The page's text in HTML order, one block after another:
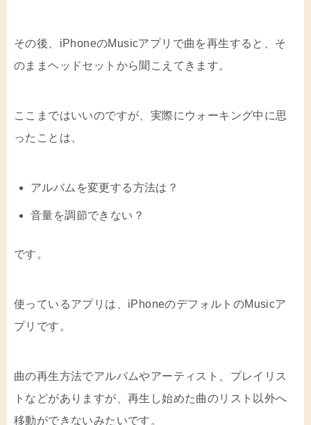
その後、iPhoneのMusicアプリで曲を再生すると、そ
のままヘッドセットから聞こえてきます。
ここまではいいのですが、実際にウォーキング中に思
ったことは、
アルバムを変更する方法は？
音量を調節できない？
です。
使っているアプリは、iPhoneのデフォルトのMusicア
プリです。
曲の再生方法でアルバムやアーティスト、プレイリス
トなどがありますが、再生し始めた曲のリスト以外へ
移動ができないみたいです。